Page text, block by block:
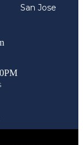
San Jose